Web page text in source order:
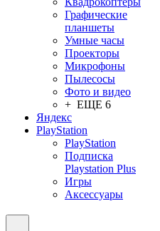
Графические
планшеты
Умные часы
Проекторы
Микрофоны
Пылесосы
Фото и видео
+ ЕЩЕ 6
Яндекс
PlayStation
PlayStation
Подписка
Playstation Plus
Игры
Аксессуары